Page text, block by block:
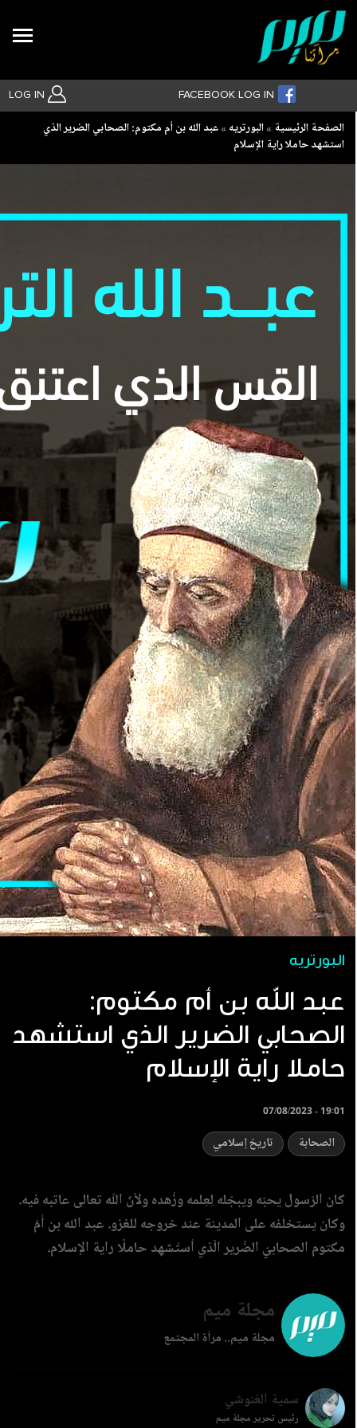
LOG IN FACEBOOK LOG IN
Breadcrumb
الصفحة الرئيسية البورتريه
عبد الله بن أم مكتوم: الصحابي الضرير الذي
استشهد حاملا راية الإسلام
البورتريه
عبد الله بن أم مكتوم:
الصحابي الضرير الذي استشهد
حاملا راية الإسلام
07/08/2023 - 19:01
الصحابة تاريخ إسلامي
كان الرّسول يحبّه ويبجّله لِعِلمه وزُهده ولأنّ اللّه تعالى عاتبه فيه.
وكان يستخلفه على المدينة عند خروجه للغزو. عبد الله بن أمّ
مكتوم الصحابيّ الضّرير الّذي اُستُشهِد حاملًا راية الإسلام.
مجلة ميم
مجلة ميم.. مرآة المجتمع
سمية الغنوشي
رئيس تحرير مجلة ميم